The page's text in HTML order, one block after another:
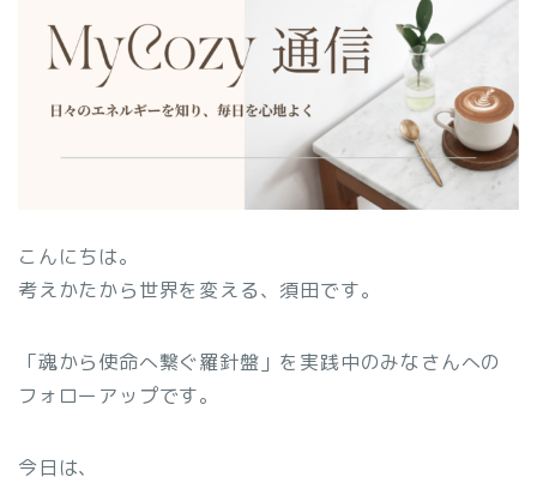
こんにちは。
考えかたから世界を変える、須田です。
「魂から使命へ繋ぐ羅針盤」を実践中のみなさんへの
フォローアップです。
今日は、